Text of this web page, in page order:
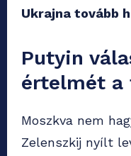
Ukrajna tovább
Putyin
értelmét a
Moszkva nem
Zelenszkij nyílt